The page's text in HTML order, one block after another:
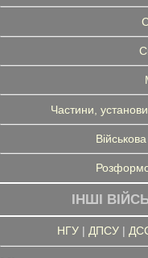
Частини,
ІНШІ
НГУ| ДПСУ|